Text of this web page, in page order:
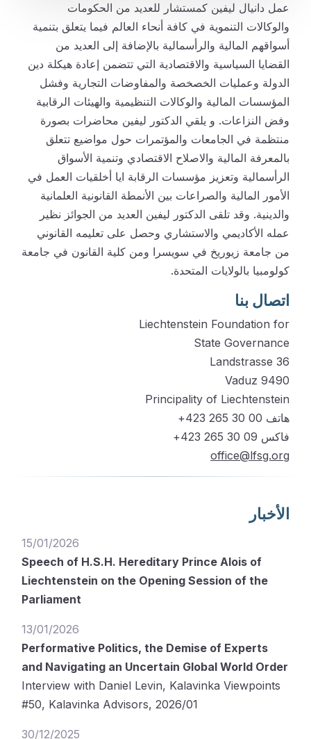
عمل دانيال ليفين كمستشار للعديد من الحكومات
والوكالات التنموية في كافة أنحاء العالم فيما يتعلق بتنمية
أسواقهم المالية والرأسمالية بالإضافة إلى العديد من
القضايا السياسية والاقتصادية التي تتضمن إعادة هيكلة دين
الدولة وعمليات الخصخصة والمفاوضات التجارية وفشل
المؤسسات المالية والوكالات التنظيمية والهيئات الرقابية
وفض النزاعات. و يلقي الدكتور ليفين محاضرات بصورة
منتظمة في الجامعات والمؤتمرات حول مواضيع تتعلق
بالمعرفة المالية والاصلاح الاقتصادي وتنمية الأسواق
الرأسمالية وتعزيز مؤسسات الرقابة ايا أخلقيات العمل في
الأمور المالية والصراعات بين الأنمطة القانونية العلمانية
والدينية. وقد تلقى الدكتور ليفين العديد من الجوائز نظير
عمله الأكاديمي والاستشاري وحصل على تعليمه القانوني
من جامعة زيوريخ في سويسرا ومن كلية القانون في جامعة
كولومبيا بالولايات المتحدة.
اتصال بنا
Liechtenstein Foundation for
State Governance
Landstrasse 36
9490 Vaduz
Principality of Liechtenstein
هاتف 00 30 265 423+
فاكس 09 30 265 423+
office@lfsg.org
الأخبار
15/01/2026
Speech of H.S.H. Hereditary Prince Alois of
Liechtenstein on the Opening Session of the
Parliament
13/01/2026
Performative Politics, the Demise of Experts
and Navigating an Uncertain Global World Order
Interview with Daniel Levin, Kalavinka Viewpoints
#50, Kalavinka Advisors, 2026/01
30/12/2025